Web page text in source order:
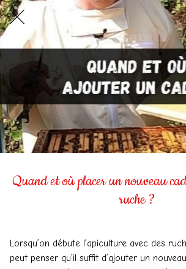
Quand et où placer un nouveau
ruche ?
Lorsqu’on débute l’apiculture avec des
peut penser qu’il suffit d’ajouter un